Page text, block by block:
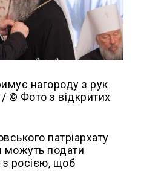
нагороду з рук
/ © Фото з відкритих
патріархату
можуть подати
росією, щоб